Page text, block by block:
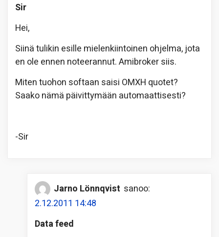
Sir
Hei,
Siinä tulikin esille mielenkiintoinen ohjelma, jota
en ole ennen noteerannut. Amibroker siis.
Miten tuohon softaan saisi OMXH quotet?
Saako nämä päivittymään automaattisesti?
-Sir
Jarno Lönnqvist sanoo:
2.12.2011 14:48
Data feed